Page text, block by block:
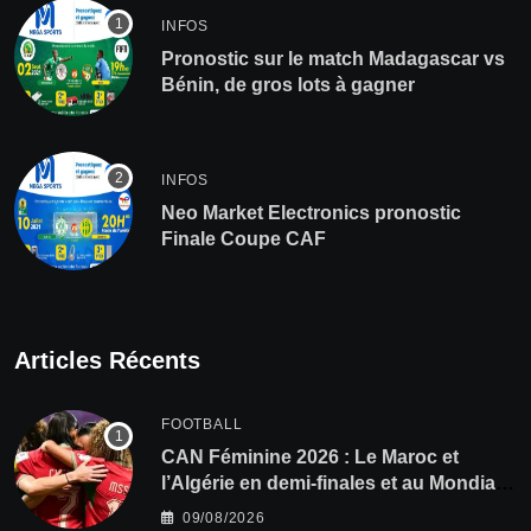
INFOS
Pronostic sur le match Madagascar vs
Bénin, de gros lots à gagner
INFOS
Neo Market Electronics pronostic
Finale Coupe CAF
Articles Récents
FOOTBALL
CAN Féminine 2026 : Le Maroc et
l’Algérie en demi-finales et au Mondial
2027 !
09/08/2026